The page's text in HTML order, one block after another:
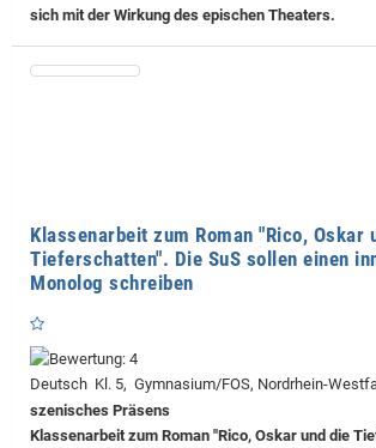
sich mit der Wirkung des epischen Theaters.
Klassenarbeit zum Roman "Rico, Oskar
Tieferschatten". Die SuS sollen einen
Monolog schreiben
Deutsch Kl. 5, Gymnasium/FOS, Nordrhein-
szenisches Präsens
Klassenarbeit zum Roman "Rico, Oskar und die